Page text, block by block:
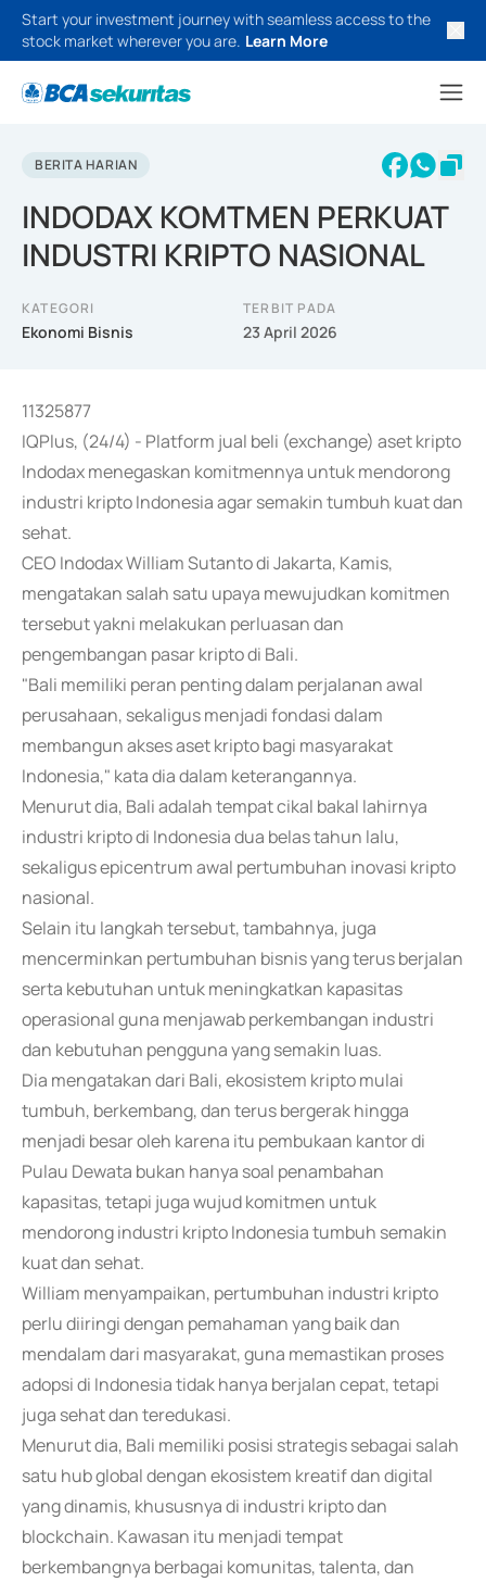
Start your investment journey with seamless access to the
stock market wherever you are. Learn More
BERITA HARIAN
INDODAX KOMTMEN PERKUAT
INDUSTRI KRIPTO NASIONAL
KATEGORI
Ekonomi Bisnis
TERBIT PADA
23 April 2026
11325877
IQPlus, (24/4) - Platform jual beli (exchange) aset kripto
Indodax menegaskan komitmennya untuk mendorong
industri kripto Indonesia agar semakin tumbuh kuat dan
sehat.
CEO Indodax William Sutanto di Jakarta, Kamis,
mengatakan salah satu upaya mewujudkan komitmen
tersebut yakni melakukan perluasan dan
pengembangan pasar kripto di Bali.
"Bali memiliki peran penting dalam perjalanan awal
perusahaan, sekaligus menjadi fondasi dalam
membangun akses aset kripto bagi masyarakat
Indonesia," kata dia dalam keterangannya.
Menurut dia, Bali adalah tempat cikal bakal lahirnya
industri kripto di Indonesia dua belas tahun lalu,
sekaligus epicentrum awal pertumbuhan inovasi kripto
nasional.
Selain itu langkah tersebut, tambahnya, juga
mencerminkan pertumbuhan bisnis yang terus berjalan
serta kebutuhan untuk meningkatkan kapasitas
operasional guna menjawab perkembangan industri
dan kebutuhan pengguna yang semakin luas.
Dia mengatakan dari Bali, ekosistem kripto mulai
tumbuh, berkembang, dan terus bergerak hingga
menjadi besar oleh karena itu pembukaan kantor di
Pulau Dewata bukan hanya soal penambahan
kapasitas, tetapi juga wujud komitmen untuk
mendorong industri kripto Indonesia tumbuh semakin
kuat dan sehat.
William menyampaikan, pertumbuhan industri kripto
perlu diiringi dengan pemahaman yang baik dan
mendalam dari masyarakat, guna memastikan proses
adopsi di Indonesia tidak hanya berjalan cepat, tetapi
juga sehat dan teredukasi.
Menurut dia, Bali memiliki posisi strategis sebagai salah
satu hub global dengan ekosistem kreatif dan digital
yang dinamis, khususnya di industri kripto dan
blockchain. Kawasan itu menjadi tempat
berkembangnya berbagai komunitas, talenta, dan